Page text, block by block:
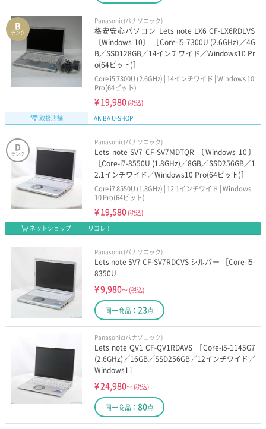
B
ランク
Panasonic(パナソニック)
格安安心パソコン Lets note LX6 CF-LX6RDLVS
〔Windows 10〕 ［Core-i5-7300U (2.6GHz)／4G
B／SSD128GB／14インチワイド／Windows10 Pr
o(64ビット)］
Core i5 7300U (2.6GHz) | 14インチワイド | Windows 10
Pro(64ビット)
¥19,980 (税込)
取扱店舗
AKIBA U-SHOP
D
ランク
Panasonic(パナソニック)
Lets note SV7 CF-SV7MDTQR 〔Windows 10〕
［Core-i7-8550U (1.8GHz)／8GB／SSD256GB／1
2.1インチワイド／Windows10 Pro(64ビット)］
Core i7 8550U (1.8GHz) | 12.1インチワイド | Windows
10 Pro(64ビット)
¥19,580 (税込)
ネットショップ
リコレ！
Panasonic(パナソニック)
Lets note SV7 CF-SV7RDCVS シルバー ［Core-i5-
8350U
¥9,980～ (税込)
同一商品： 23点
Panasonic(パナソニック)
Lets note QV1 CF-QV1RDAVS ［Core-i5-1145G7
(2.6GHz)／16GB／SSD256GB／12インチワイド／
Windows11
¥24,980～ (税込)
同一商品： 80点